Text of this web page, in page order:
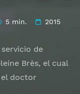
5 min.
2015
de
Brès, el cual
doctor